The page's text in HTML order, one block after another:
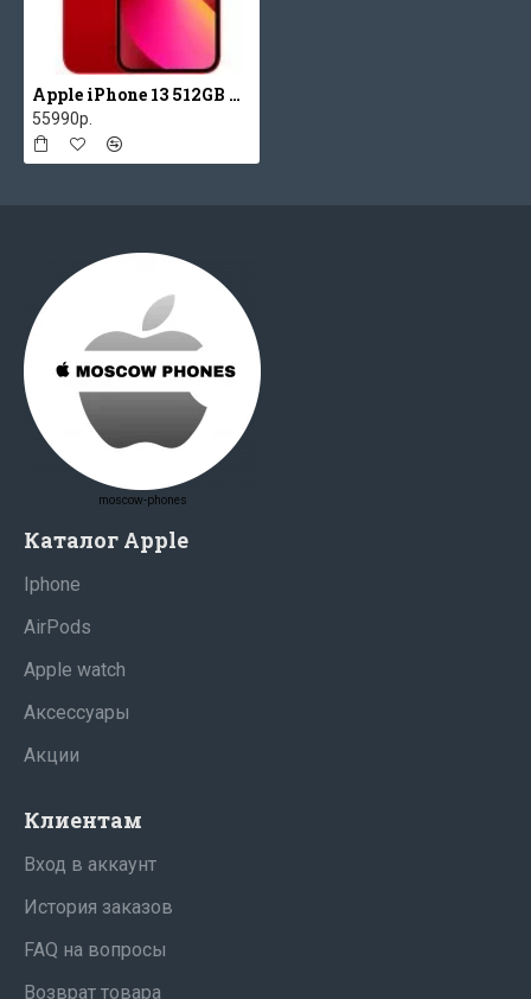
Apple iPhone 13 512GB Red
55990р.
moscow-phones
Каталог Apple
Iphone
AirPods
Apple watch
Аксессуары
Акции
Клиентам
Вход в аккаунт
История заказов
FAQ на вопросы
Возврат товара